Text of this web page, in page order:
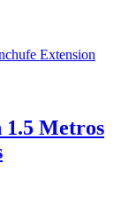
1.5 Metros